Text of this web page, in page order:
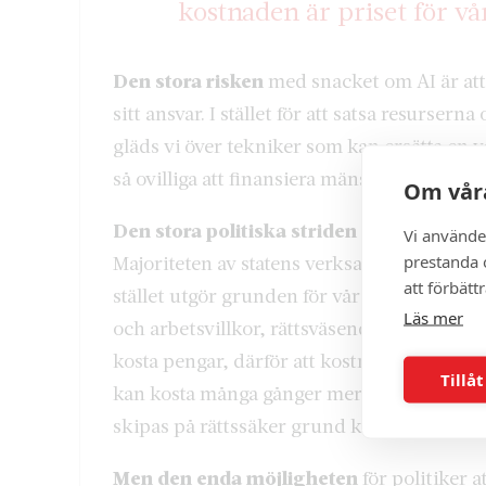
Om
Vi
prestanda
att
Läs mer
Tillåt
kostnaden är priset för
Den stora risken med snacket om AI är
sitt ansvar. I stället för att satsa
gläds vi över tekniker som kan ersätta en
så ovilliga att finansiera mänsklig kontakt
Den stora politiska striden i det här
Majoriteten av statens verksamhet är
stället utgör grunden för vår civilisation.
och arbetsvillkor, rättsväsende och
kosta pengar, därför att kostnaden är
kan kosta många gånger mer än ett
skipas på rättssäker grund kan inte
Men den enda möjligheten för politiker